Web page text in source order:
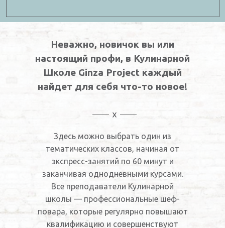
Неважно, новичок вы или
настоящий профи, в Кулинарной
Школе Ginza Project каждый
найдет для себя что-то новое!
Здесь можно выбрать один из
тематических классов, начиная от
экспресс-занятий по 60 минут и
заканчивая однодневными курсами.
Все преподаватели Кулинарной
школы — профессиональные шеф-
повара, которые регулярно повышают
квалификацию и совершенствуют